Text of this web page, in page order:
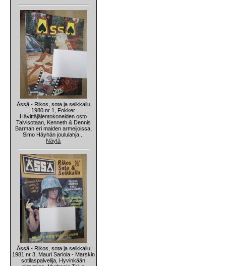
Ässä - Rikos, sota ja seikkailu
1980 nr 1, Fokker
Hävittäjälentokoneiden osto
Talvisotaan, Kenneth & Dennis
Barman eri maiden armeijoissa,
Simo Häyhän joululahja...
Näytä
Ässä - Rikos, sota ja seikkailu
1981 nr 3, Mauri Sariola - Marskin
sotilaspalvelija, Hyvinkään